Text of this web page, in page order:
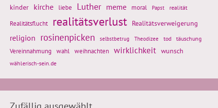
kinder kirche liebe Luther meme moral Papst realität
Realitätsflucht realitätsverlust Realitätsverweigerung
religion rosinenpicken selbstbetrug Theodizee tod täuschung
Vereinnahmung wahl weihnachten wirklichkeit wunsch
wählerisch-sein.de